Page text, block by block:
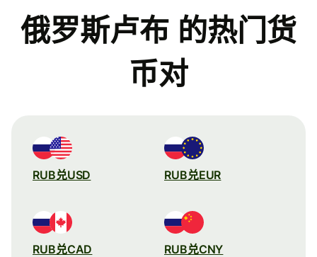
俄罗斯卢布 的热门货
币对
RUB兑USD RUB兑EUR
RUB兑CAD RUB兑CNY